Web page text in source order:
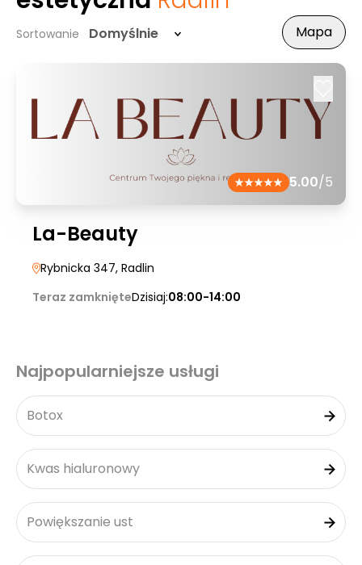
Sortowanie Domyślnie Mapa
5.00/5
La-Beauty
Rybnicka 347, Radlin
Teraz zamknięteDzisiaj:08:00-14:00
Najpopularniejsze usługi
Botox
Kwas hialuronowy
Powiększanie ust